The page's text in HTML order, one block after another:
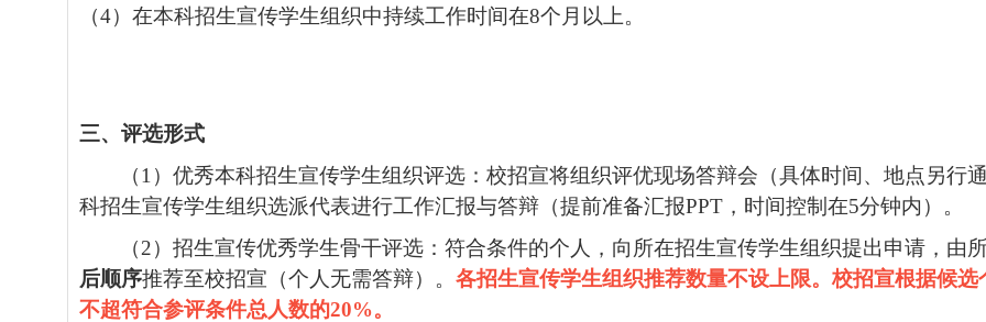
（4）在本科招生宣传学生组织中持续工作时间在8个月以上。
三、评选形式
（1 ）优秀本科招生宣传学生组织评选：校招宣将组织评优现场答辩会（具体时间、地点另行
科招生宣传学生组织选派代表进行工作汇报与答辩（提前准备汇报PPT ，时间控制在5分钟内） 。
（2） 招生宣传优秀学生骨干评选：符合条件的个人，向所在招生宣传学生组织提出申请，由
后顺序推荐至校招宣（个人无需答辩）。 各招生宣传学生组织推荐数量不设上限。校招宣根据候
不超符合参评条件总人数的20%。